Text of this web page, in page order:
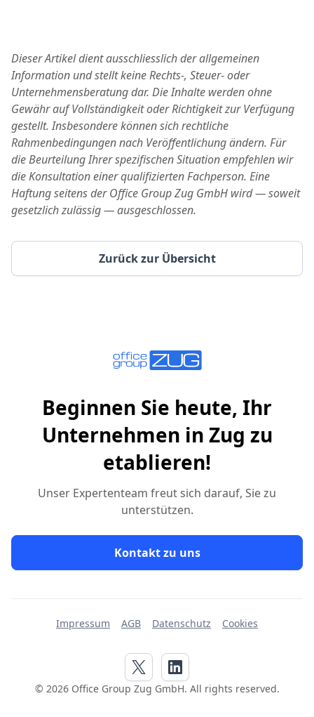
Dieser Artikel dient ausschliesslich der allgemeinen
Information und stellt keine Rechts-, Steuer- oder
Unternehmensberatung dar. Die Inhalte werden ohne
Gewähr auf Vollständigkeit oder Richtigkeit zur Verfügung
gestellt. Insbesondere können sich rechtliche
Rahmenbedingungen nach Veröffentlichung ändern. Für
die Beurteilung Ihrer spezifischen Situation empfehlen wir
die Konsultation einer qualifizierten Fachperson. Eine
Haftung seitens der Office Group Zug GmbH wird — soweit
gesetzlich zulässig — ausgeschlossen.
Zurück zur Übersicht
Beginnen Sie heute, Ihr
Unternehmen in Zug zu
etablieren!
Unser Expertenteam freut sich darauf, Sie zu
unterstützen.
Kontakt zu uns
© 2026 Office Group Zug GmbH. All rights reserved.
Impressum AGB Datenschutz Cookies